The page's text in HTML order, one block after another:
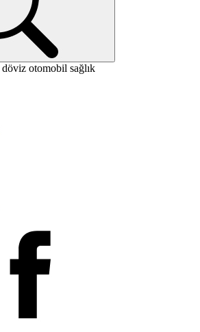
döviz otomobil sağlık